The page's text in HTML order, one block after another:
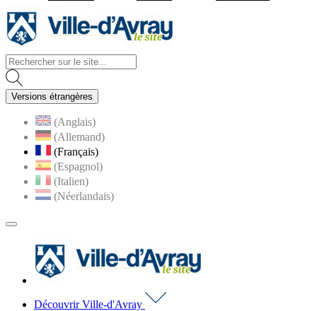
Versions étrangères
(Anglais)
(Allemand)
(Français)
(Espagnol)
(Italien)
(Néerlandais)
MENU
Découvrir Ville-d'Avray